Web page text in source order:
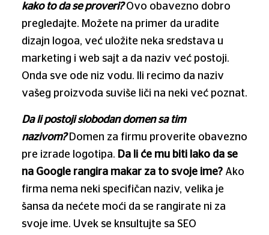
kako to da se proveri? Ovo obavezno dobro
pregledajte. Možete na primer da uradite
dizajn logoa, već uložite neka sredstava u
marketing i web sajt a da naziv već postoji.
Onda sve ode niz vodu. Ili recimo da naziv
vašeg proizvoda suviše liči na neki već poznat.
Da li postoji slobodan domen sa tim
nazivom?Domen za firmu proverite obavezno
pre izrade logotipa. Da li će mu biti lako da se
na Google rangira makar za to svoje ime?Ako
firma nema neki specifičan naziv, velika je
šansa da nećete moći da se rangirate ni za
svoje ime. Uvek se knsultujte sa SEO